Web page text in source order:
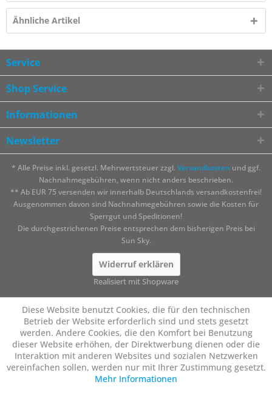
Ähnliche Artikel
Service
Shop Service
Informationen
Newsletter
* Alle Preise inkl. gesetzl. Mehrwertsteuer zzgl. Versandkosten und ggf.
Nachnahmegebühren, wenn nicht anders beschrieben.
** Ab EUR 75 versenden wir innerhalb Deutschlands versandkostenfrei!
Ausgenommen davon sind Nachnahmegebühren sowie die Kosten für
Sperrgut und Speditionen!
Die durchgestrichenen Preise entsprechen dem bisherigen Preis bei
Sun Sky.
Widerruf erklären
Realisiert mit Shopware
Diese Website benutzt Cookies, die für den technischen
Betrieb der Website erforderlich sind und stets gesetzt
werden. Andere Cookies, die den Komfort bei Benutzung
dieser Website erhöhen, der Direktwerbung dienen oder die
Interaktion mit anderen Websites und sozialen Netzwerken
vereinfachen sollen, werden nur mit Ihrer Zustimmung gesetzt.
Mehr Informationen